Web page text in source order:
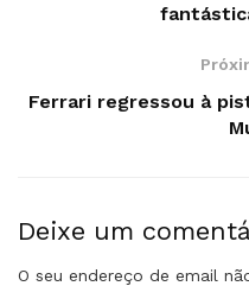
Ferrari regressou à
Deixe um
O seu endereço de email